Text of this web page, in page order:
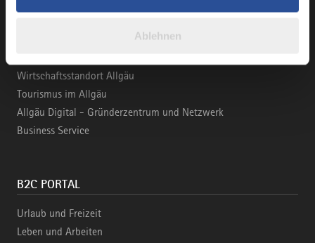
weiteren Daten zusammen, die Sie ihnen bereitgestellt
Ablehnen
Wirtschaftsstandort Allgäu
Tourismus im Allgäu
Allgäu Digital - Gründerzentrum und Netzwerk
Business Service
B2C PORTAL
Urlaub und Freizeit
Leben und Arbeiten